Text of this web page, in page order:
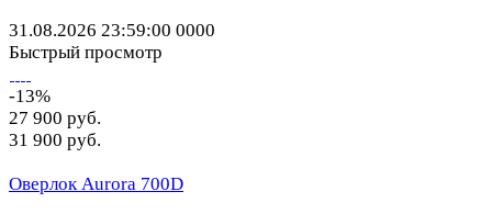
31.08.2026 23:59:00 0000
Быстрый просмотр
-13%
27 900 руб.
31 900 руб.
Оверлок Aurora 700D